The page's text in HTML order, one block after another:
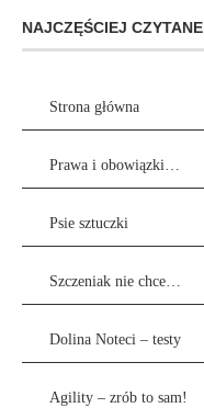
NAJCZĘŚCIEJ CZYTANE
Strona główna
Prawa i obowiązki…
Psie sztuczki
Szczeniak nie chce…
Dolina Noteci – testy
Agility – zrób to sam!